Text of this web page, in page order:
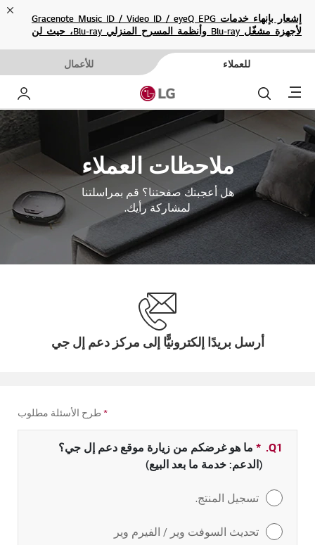
إشعار بإنهاء خدمات Gracenote Music ID / Video ID / eyeQ EPG
لأجهزة مشغّل Blu-ray وأنظمة المسرح المنزلي Blu-ray، حيث لن
للعملاء للأعمال
Menu بحث
ملاحظات العملاء
هل أعجبتك صفحتنا؟ قم بمراسلتنا
لمشاركة رأيك.
أرسل بريدًا إلكترونيًّا إلى مركز دعم إل جي
* طرح الأسئلة مطلوب
Q1.
* حقل مطلوب
ما هو غرضكم من زيارة موقع دعم إل جي؟
(الدعم: خدمة ما بعد البيع)
تسجيل المنتج.
تحديث السوفت وير / الفيرم وير